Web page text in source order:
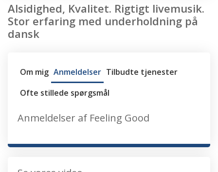
Alsidighed, Kvalitet. Rigtigt livemusik.
Stor erfaring med underholdning på
dansk
Om mig Anmeldelser Tilbudte tjenester
Ofte stillede spørgsmål
Anmeldelser af Feeling Good